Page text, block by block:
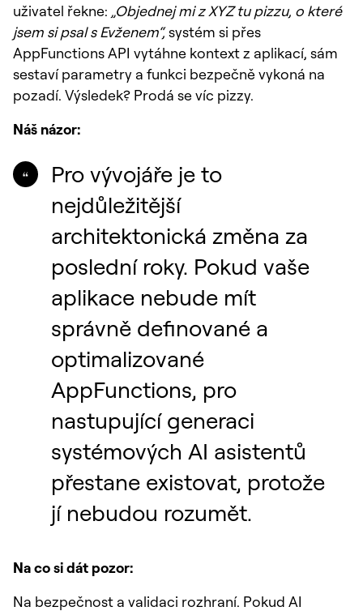
uživatel řekne: „Objednej mi z XYZ tu pizzu, o které
jsem si psal s Evženem“,systém si přes
AppFunctions API vytáhne kontext z aplikací, sám
sestaví parametry a funkci bezpečně vykoná na
pozadí. Výsledek? Prodá se víc pizzy.
Náš názor:
Pro vývojáře je to
nejdůležitější
architektonická změna za
poslední roky. Pokud vaše
aplikace nebude mít
správně definované a
optimalizované
AppFunctions, pro
nastupující generaci
systémových AI asistentů
přestane existovat, protože
jí nebudou rozumět.
Na co si dát pozor:
Na bezpečnost a validaci rozhraní. Pokud AI